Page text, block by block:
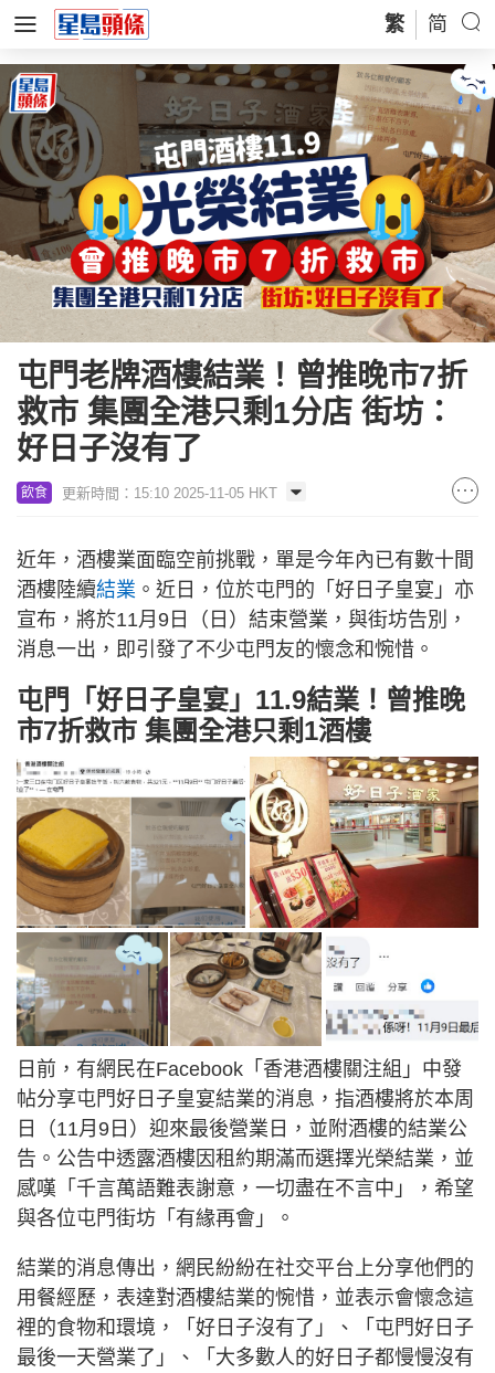
繁 简
屯門老牌酒樓結業！曾推晚市7折
救市 集團全港只剩1分店 街坊：
好日子沒有了
飲食 更新時間：15:10 2025-11-05 HKT
近年，酒樓業面臨空前挑戰，單是今年內已有數十間
酒樓陸續結業 。近日，位於屯門的「好日子皇宴」亦
宣布，將於11月9日（日）結束營業，與街坊告別，
消息一出，即引發了不少屯門友的懷念和惋惜。
屯門「好日子皇宴」11.9結業！曾推晚
市7折救市 集團全港只剩1酒樓
日前，有網民在Facebook「香港酒樓關注組」中發
帖分享屯門好日子皇宴結業的消息，指酒樓將於本周
日（11月9日）迎來最後營業日，並附酒樓的結業公
告。公告中透露酒樓因租約期滿而選擇光榮結業，並
感嘆「千言萬語難表謝意，一切盡在不言中」，希望
與各位屯門街坊「有緣再會」。
結業的消息傳出，網民紛紛在社交平台上分享他們的
用餐經歷，表達對酒樓結業的惋惜，並表示會懷念這
裡的食物和環境，「好日子沒有了」、「屯門好日子
最後一天營業了」、「大多數人的好日子都慢慢沒有